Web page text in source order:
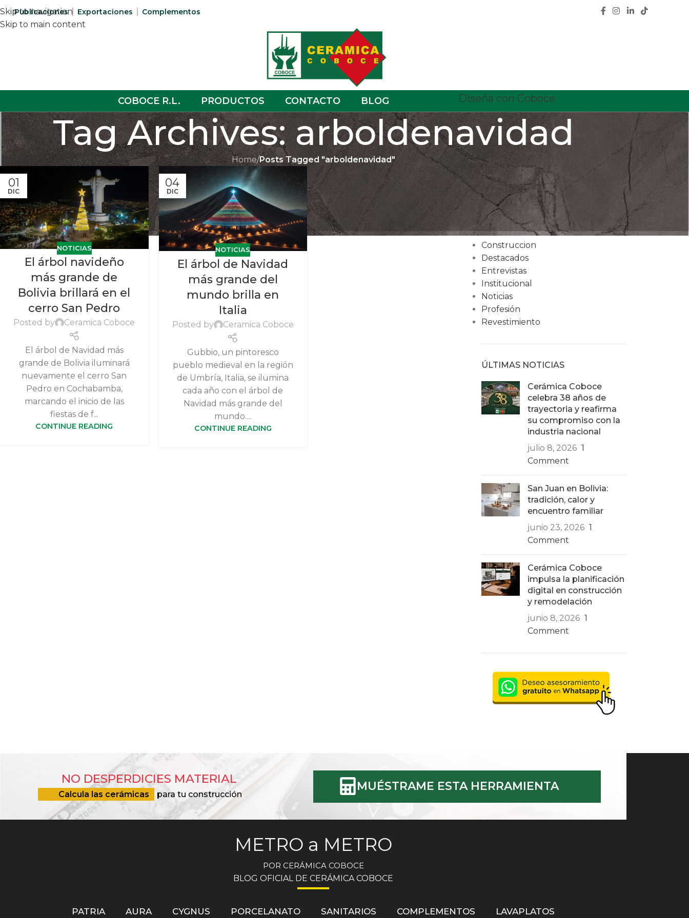
Skip to navigation
Skip to main content
Publicaciones Exportaciones Complementos
COBOCE R.L. PRODUCTOS CONTACTO BLOG Diseña con Coboce
Tag Archives: arboldenavidad
Home/Posts Tagged "arboldenavidad"
01
DIC
NOTICIAS
El árbol navideño
más grande de
Bolivia brillará en el
cerro San Pedro
Posted by Ceramica Coboce
El árbol de Navidad más
grande de Bolivia iluminará
nuevamente el cerro San
Pedro en Cochabamba,
marcando el inicio de las
fiestas de f...
CONTINUE READING
04
DIC
NOTICIAS
El árbol de Navidad
más grande del
mundo brilla en
Italia
Posted by Ceramica Coboce
Gubbio, un pintoresco
pueblo medieval en la región
de Umbría, Italia, se ilumina
cada año con el árbol de
Navidad más grande del
mundo....
CONTINUE READING
CATEGORÍAS
Calidad
Características
Ceramica
Condiciones
Construccion
Destacados
Entrevistas
Institucional
Noticias
Profesión
Revestimiento
ÚLTIMAS NOTICIAS
Cerámica Coboce
celebra 38 años de
trayectoria y reafirma
su compromiso con la
industria nacional
julio 8, 2026 1
Comment
San Juan en Bolivia:
tradición, calor y
encuentro familiar
junio 23, 2026 1
Comment
Cerámica Coboce
impulsa la planificación
digital en construcción
y remodelación
junio 8, 2026 1
Comment
NO DESPERDICIES MATERIAL
Calcula las cerámicas para tu construcción
MUÉSTRAME ESTA HERRAMIENTA
METRO a METRO
POR CERÁMICA COBOCE
BLOG OFICIAL DE CERÁMICA COBOCE
PATRIA AURA CYGNUS PORCELANATO SANITARIOS COMPLEMENTOS LAVAPLATOS